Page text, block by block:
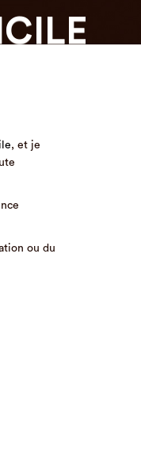
, et je
ou du